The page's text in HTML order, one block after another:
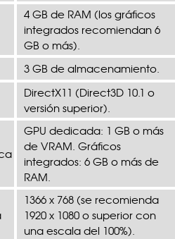
4 GB de RAM (los gráficos
integrados recomiendan 6
GB o más).
3 GB de almacenamiento.
DirectX11 (Direct3D 10.1 o
versión superior).
GPU dedicada: 1 GB o más
de VRAM. Gráficos
integrados: 6 GB o más de
RAM.
1366 x 768 (se recomienda
1920 x 1080 o superior con
una escala del 100%).